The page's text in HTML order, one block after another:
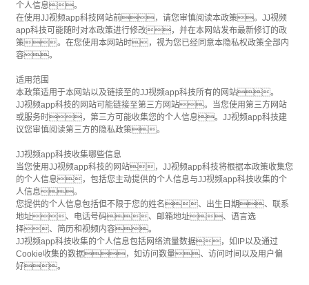
个人信息。
在使用JJ视频app科技网站前，请您审慎阅读本政策。JJ视频
app科技可能随时对本政策进行修改，并在本网站发布最新修订的政
策。在您使用本网站时，视为您已经同意本隐私权政策全部内
容。
适用范围
本政策适用于本网站以及链接至的JJ视频app科技所有的网站。
JJ视频app科技的网站可能链接至第三方网站。当您使用第三方网站
或服务时，第三方可能收集您的个人信息。JJ视频app科技建
议您审慎阅读第三方的隐私政策。
JJ视频app科技收集哪些信息
当您使用JJ视频app科技的网站，JJ视频app科技将根据本政策收集您
的个人信息，包括您主动提供的个人信息与JJ视频app科技收集的个
人信息。
您提供的个人信息包括但不限于您的姓名、出生日期、联系
地址、电话号码、邮箱地址、语言选
择、简历和视频内容。
JJ视频app科技收集的个人信息包括网络流量数据，如IP以及通过
Cookie收集的数据，如访问数量、访问时间以及用户偏
好。